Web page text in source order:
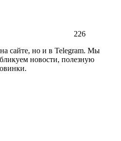
226
сайте, но и в Telegram. Мы
новости, полезную